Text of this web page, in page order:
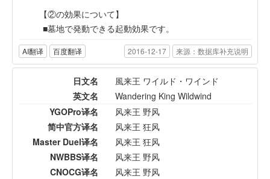
【②の効果について】
墓地で発動できる起動効果です。
AI翻译 百度翻译 2016-12-17 来源：数据库补充说明
日文名
風来王 ワイルド・ワインド
英文名
Wandering King Wildwind
YGOPro译名
风来王 野风
简中官方译名
风来王 狂风
Master Duel译名
风来王 狂风
NWBBS译名
风来王 野风
CNOCG译名
风来王 野风